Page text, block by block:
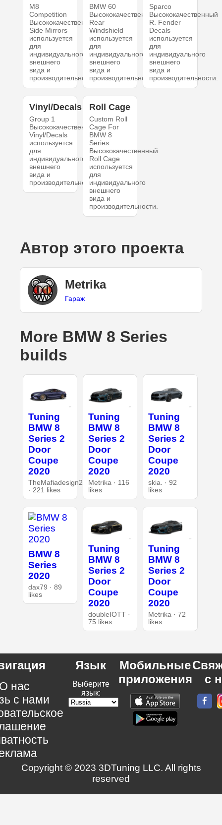
M8
Competition
Высококачественный
Side Mirrors
используется
для
индивидуального
внешнего
вида и
производительности.
BMW 60
Высококачественный
Rear
Windshield
используется
для
индивидуального
внешнего
вида и
производительности.
Sparco
Высококачественный
R. Fender
Decals
используется
для
индивидуального
внешнего
вида и
производительности.
Vinyl/Decals
Group 1
Высококачественный
Vinyl/Decals
используется
для
индивидуального
внешнего
вида и
производительности.
Roll Cage
Custom Roll
Cage For
BMW 8
Series
Высококачественный
Roll Cage
используется
для
индивидуального
внешнего
вида и
производительности.
Автор этого проекта
Metrika
Гараж
More BMW 8 Series
builds
Tuning
BMW 8
Series 2
Door
Coupe
2020
TheMafiadesign2
· 221 likes
Tuning
BMW 8
Series 2
Door
Coupe
2020
Metrika · 116
likes
Tuning
BMW 8
Series 2
Door
Coupe
2020
skia. · 92
likes
BMW 8
Series
2020
dax79 · 89
likes
Tuning
BMW 8
Series 2
Door
Coupe
2020
doubleIOTT ·
75 likes
Tuning
BMW 8
Series 2
Door
Coupe
2020
Metrika · 72
likes
нас
с нами
Язык
Выберите
язык:
Мобильные
приложения
с
Copyright © 2023 3DTuning LLC. All rights
reserved